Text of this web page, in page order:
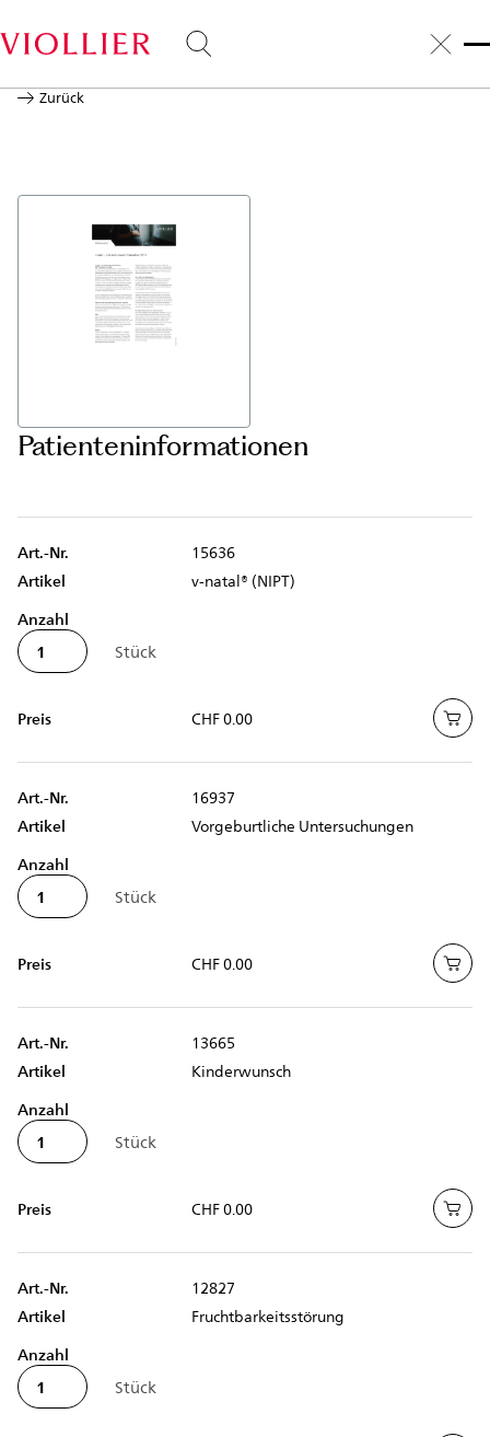
Zurück
Patienteninformationen
Art.-Nr.
15636
Artikel
v-natal® (NIPT)
Anzahl
Preis CHF 0.00
Art.-Nr.
16937
Artikel
Vorgeburtliche Untersuchungen
Anzahl
Preis CHF 0.00
Art.-Nr.
13665
Artikel
Kinderwunsch
Anzahl
Preis CHF 0.00
Art.-Nr.
12827
Artikel
Fruchtbarkeitsstörung
Anzahl